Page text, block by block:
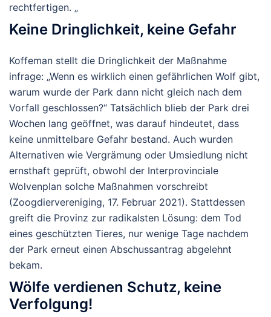
rechtfertigen. „
Keine Dringlichkeit, keine Gefahr
Koffeman stellt die Dringlichkeit der Maßnahme
infrage: „Wenn es wirklich einen gefährlichen Wolf gibt,
warum wurde der Park dann nicht gleich nach dem
Vorfall geschlossen?“ Tatsächlich blieb der Park drei
Wochen lang geöffnet, was darauf hindeutet, dass
keine unmittelbare Gefahr bestand. Auch wurden
Alternativen wie Vergrämung oder Umsiedlung nicht
ernsthaft geprüft, obwohl der Interprovinciale
Wolvenplan solche Maßnahmen vorschreibt
(Zoogdiervereniging, 17. Februar 2021). Stattdessen
greift die Provinz zur radikalsten Lösung: dem Tod
eines geschützten Tieres, nur wenige Tage nachdem
der Park erneut einen Abschussantrag abgelehnt
bekam.
Wölfe verdienen Schutz, keine
Verfolgung!